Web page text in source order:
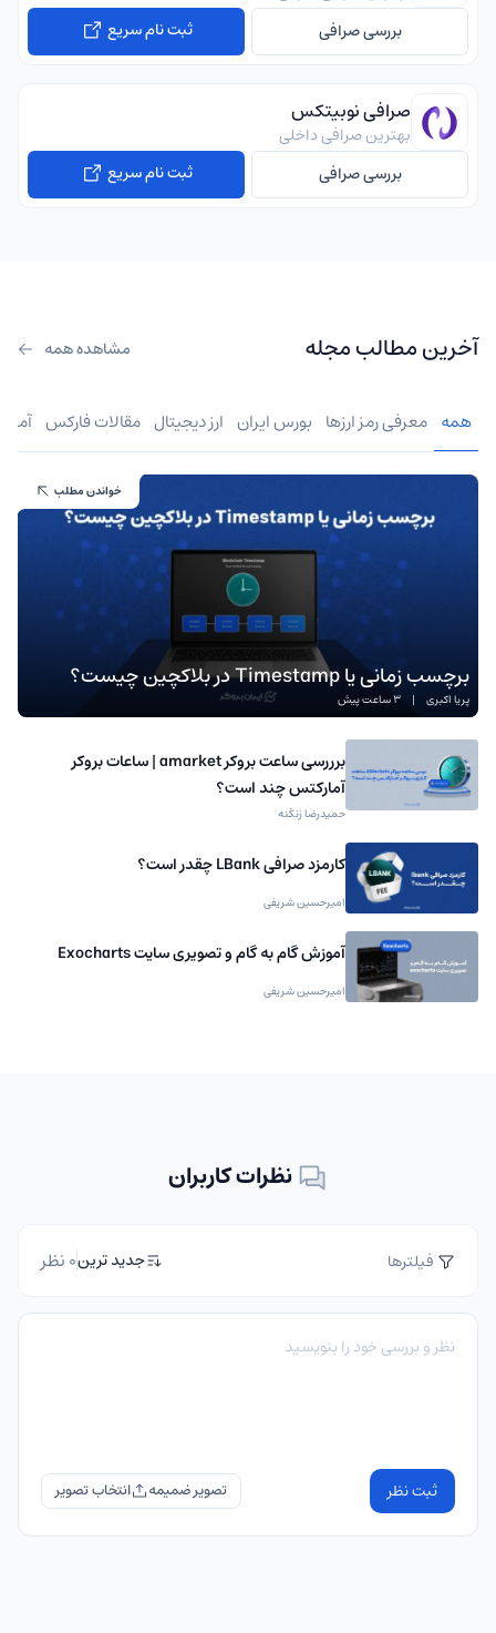
بررسی صرافی
ثبت نام سریع
صرافی نوبیتکس
بهترین صرافی داخلی
بررسی صرافی
ثبت نام سریع
آخرین مطالب مجله مشاهده همه
همه معرفی رمز ارزها بورس ایران ارز دیجیتال مقالات فارکس
برچسب زمانی یا Timestamp در بلاکچین چیست؟
پریا اکبری | 3 ساعت پیش
خواندن مطلب
برررسی ساعت بروکر amarket | ساعات بروکر
آمارکتس چند است؟
حمیدرضا زنگنه
کارمزد صرافی LBank چقدر است؟
امیرحسین شریفی
آموزش گام به گام و تصویری سایت Exocharts
امیرحسین شریفی
نظرات کاربران
فیلترها جدید ترین0 نظر
ثبت نظر تصویر ضمیمه